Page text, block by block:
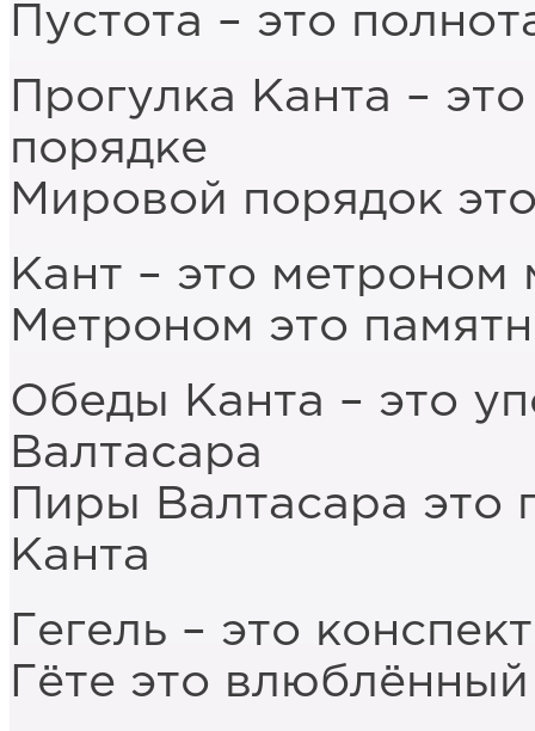
Пустота – это
Прогулка Канта –
порядке
Мировой порядок
Кант – это метроном
Метроном это
Обеды Канта – это
Валтасара
Пиры Валтасара это
Канта
Гегель – это
Гёте это